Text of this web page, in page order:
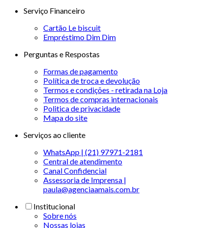
Serviço Financeiro
Cartão Le biscuit
Empréstimo Dim Dim
Perguntas e Respostas
Formas de pagamento
Política de troca e devolução
Termos e condições - retirada na Loja
Termos de compras internacionais
Politica de privacidade
Mapa do site
Serviços ao cliente
WhatsApp | (21) 97971-2181
Central de atendimento
Canal Confidencial
Assessoria de Imprensa |
paula@agenciaamais.com.br
Institucional
Sobre nós
Nossas lojas